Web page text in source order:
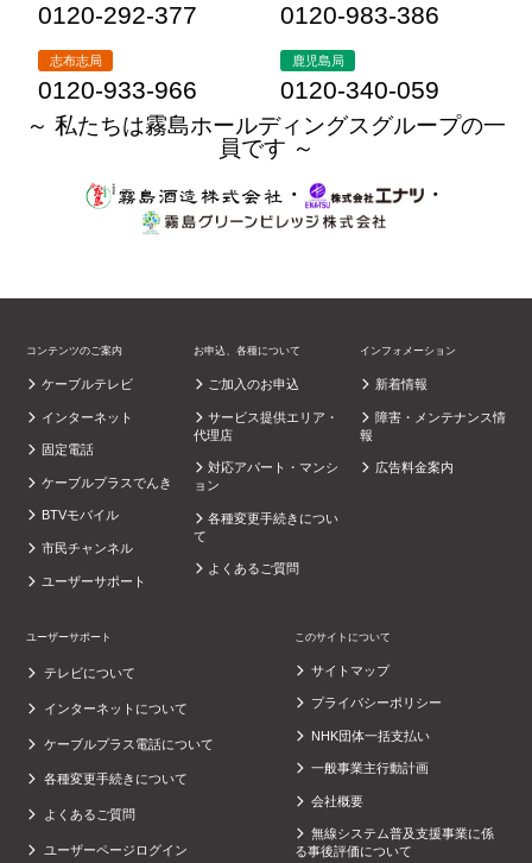
0120-292-377 0120-983-386
志布志局
0120-933-966
鹿児島局
0120-340-059
～ 私たちは霧島ホールディングスグループの一
員です ～
・
・
コンテンツのご案内
ケーブルテレビ
インターネット
固定電話
ケーブルプラスでんき
BTVモバイル
市民チャンネル
ユーザーサポート
お申込、各種について
ご加入のお申込
サービス提供エリア・
代理店
対応アパート・マンシ
ョン
各種変更手続きについ
て
よくあるご質問
インフォメーション
新着情報
障害・メンテナンス情
報
広告料金案内
ユーザーサポート
テレビについて
インターネットについて
ケーブルプラス電話について
各種変更手続きについて
よくあるご質問
ユーザーページログイン
このサイトについて
サイトマップ
プライバシーポリシー
NHK団体一括支払い
一般事業主行動計画
会社概要
無線システム普及支援事業に係
る事後評価について